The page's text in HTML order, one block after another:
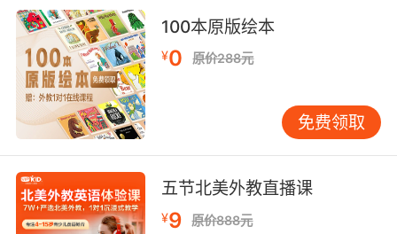
100本原版绘本
¥0 原价288元
免费领取
五节北美外教直播课
¥9 原价888元